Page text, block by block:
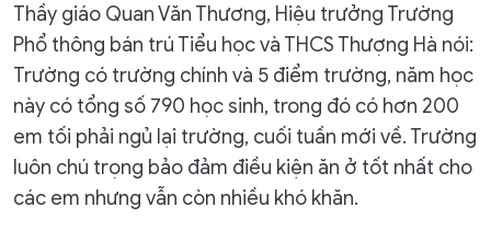
Thầy giáo Quan Văn Thương, Hiệu trưởng Trường
Phổ thông bán trú Tiểu học và THCS Thượng Hà nói:
Trường có trường chính và 5 điểm trường, năm học
này có tổng số 790 học sinh, trong đó có hơn 200
em tối phải ngủ lại trường, cuối tuần mới về. Trường
luôn chú trọng bảo đảm điều kiện ăn ở tốt nhất cho
các em nhưng vẫn còn nhiều khó khăn.